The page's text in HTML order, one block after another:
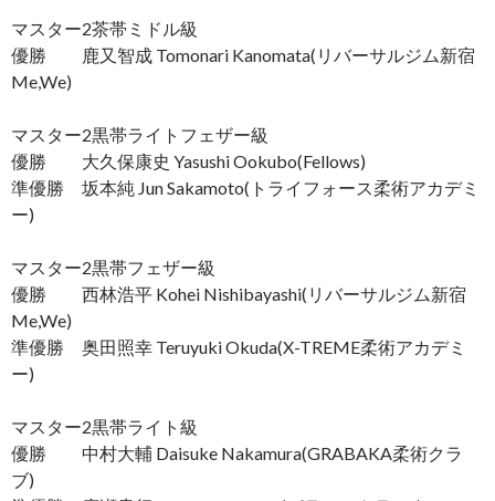
マスター2茶帯ミドル級
優勝 鹿又智成 Tomonari Kanomata(リバーサルジム新宿
Me,We)
マスター2黒帯ライトフェザー級
優勝 大久保康史 Yasushi Ookubo(Fellows)
準優勝 坂本純 Jun Sakamoto(トライフォース柔術アカデミ
ー)
マスター2黒帯フェザー級
優勝 西林浩平 Kohei Nishibayashi(リバーサルジム新宿
Me,We)
準優勝 奥田照幸 Teruyuki Okuda(X-TREME柔術アカデミ
ー)
マスター2黒帯ライト級
優勝 中村大輔 Daisuke Nakamura(GRABAKA柔術クラ
ブ)